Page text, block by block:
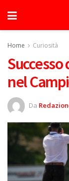
Home Curiosità
nel
Da